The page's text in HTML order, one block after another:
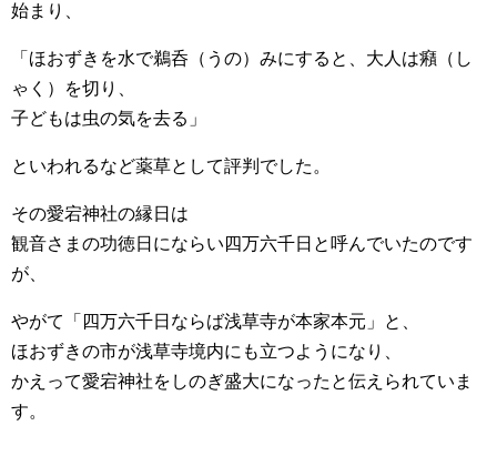
始まり、
「ほおずきを水で鵜呑（うの）みにすると、大人は癪（し
ゃく）を切り、
子どもは虫の気を去る」
といわれるなど薬草として評判でした。
その愛宕神社の縁日は
観音さまの功徳日にならい四万六千日と呼んでいたのです
が、
やがて「四万六千日ならば浅草寺が本家本元」と、
ほおずきの市が浅草寺境内にも立つようになり、
かえって愛宕神社をしのぎ盛大になったと伝えられていま
す。